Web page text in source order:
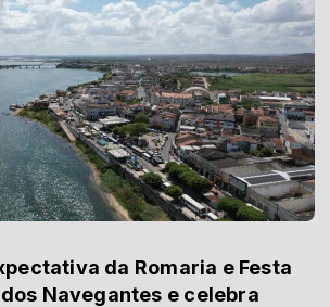
da Romaria e Festa
Navegantes e celebra